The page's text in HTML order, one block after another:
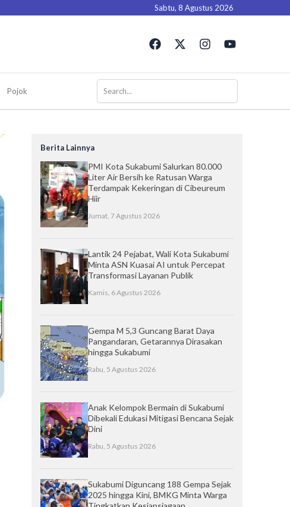
Sabtu, 8 Agustus 2026
F
a
e
o
o
X
-
w
t
t
I
n
t
g
r
Y
o
t
b
e
Pojok
Berita Lainnya
PMI Kota Sukabumi Salurkan 80.000
Liter Air Bersih ke Ratusan Warga
Terdampak Kekeringan di Cibeureum
Hiir
Jumat, 7 Agustus 2026
Lantik 24 Pejabat, Wali Kota Sukabumi
Minta ASN Kuasai AI untuk Percepat
Transformasi Layanan Publik
Kamis, 6 Agustus 2026
Gempa M 5,3 Guncang Barat Daya
Pangandaran, Getarannya Dirasakan
hingga Sukabumi
Rabu, 5 Agustus 2026
Anak Kelompok Bermain di Sukabumi
Dibekali Edukasi Mitigasi Bencana Sejak
Dini
Rabu, 5 Agustus 2026
Sukabumi Diguncang 188 Gempa Sejak
2025 hingga Kini, BMKG Minta Warga